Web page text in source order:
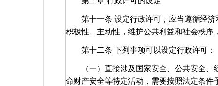
第十一条 设定行政许可，应当遵循经济
积极性、主动性，维护公共利益和社会秩
第十二条 下列事项可以设定行政许可：
（一）直接涉及国家安全、公共安全、
命财产安全等特定活动，需要按照法定条件